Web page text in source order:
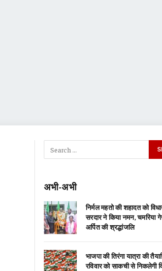
अभी-अभी
निर्मल महतो की शहादत को
सरदार ने किया नमन, चमरिया
अर्पित की श्रद्धांजलि
भाजपा की तिरंगा यात्रा की
रविवार को साकची से निकलेगी